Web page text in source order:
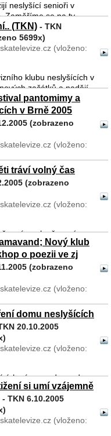
neslyšící senioři v
Zaměříme se na ty,
ve vlastním bytě, dá ...
(TKN) - TKN
5699x)
(vloženo:
klubu neslyšících v
začátků a nadějí.
i neobyčejná,
je pro každ� ...
pantomimy a
v Brně 2005
(zobrazeno
(vloženo:
festival pantomimy a
svátky české a
a tuto významnou akci
...
tráví volný čas
(zobrazeno
(vloženo:
volnočasovým
Obecně můžeme
lidí na tristní úrovni.
Nový klub
o poezii ve zj
(zobrazeno
(vloženo:
Nejdřív se vrátíme
Mt. Damavand
zdolat nejvyšší horu
domu neslyšících
20.10.2005
(vloženo:
vás zavedeme do
významného výročí.
otevřen dům pro
si umí vzájemně
- TKN 6.10.2005
(vloženo: